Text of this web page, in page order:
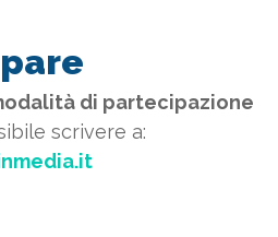
di partecipazione
scrivere a: